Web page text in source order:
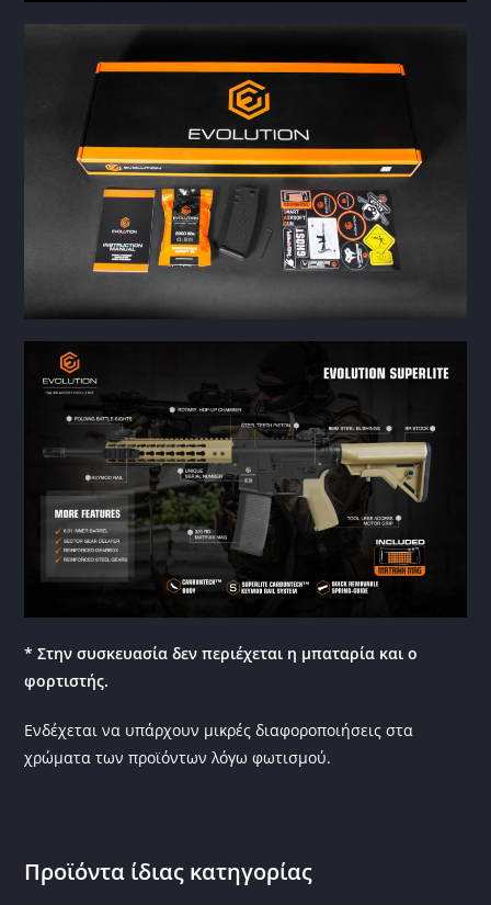
* Στην συσκευασία δεν περιέχεται η μπαταρία και ο
φορτιστής.
Ενδέχεται να υπάρχουν μικρές διαφοροποιήσεις στα
χρώματα των προϊόντων λόγω φωτισμού.
Προϊόντα ίδιας κατηγορίας